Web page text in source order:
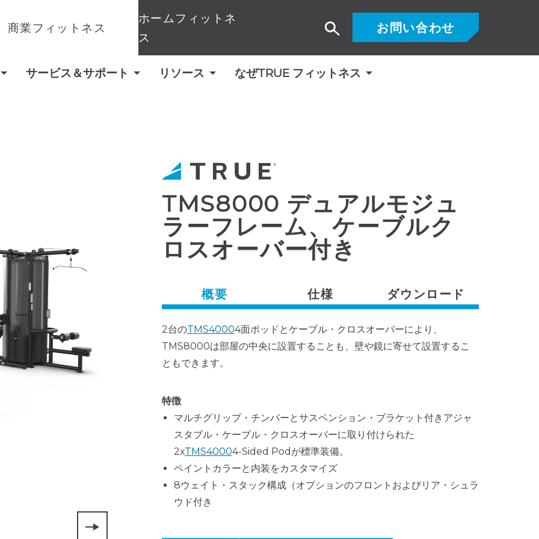
商業フィットネス
ホームフィットネ
ス
サービス＆サポート リソース なぜTRUE フィットネス
お問い合わせ
検
TMS8000 デュアルモジュ
ラーフレーム、ケーブルク
ロスオーバー付き
概要 仕様 ダウンロード
2台のTMS40004面ポッドとケーブル・クロスオーバーにより、
TMS8000は部屋の中央に設置することも、壁や鏡に寄せて設置するこ
ともできます。
特徴
マルチグリップ・チンバーとサスペンション・ブラケット付きアジャ
スタブル・ケーブル・クロスオーバーに取り付けられた
2xTMS40004-Sided Podが標準装備。
ペイントカラーと内装をカスタマイズ
8ウェイト・スタック構成（オプションのフロントおよびリア・シュラ
ウド付き